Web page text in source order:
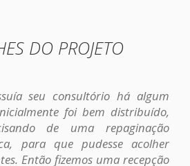
DO PROJETO
seu consultório há algum
foi bem distribuído,
de uma repaginação
para que pudesse acolher
Então fizemos uma recepção